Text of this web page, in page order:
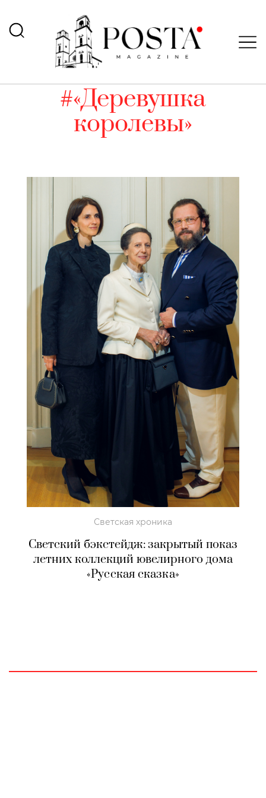
#«Деревушка
королевы»
Светская хроника
Светский бэкстейдж: закрытый показ
летних коллекций ювелирного дома
«Русская сказка»